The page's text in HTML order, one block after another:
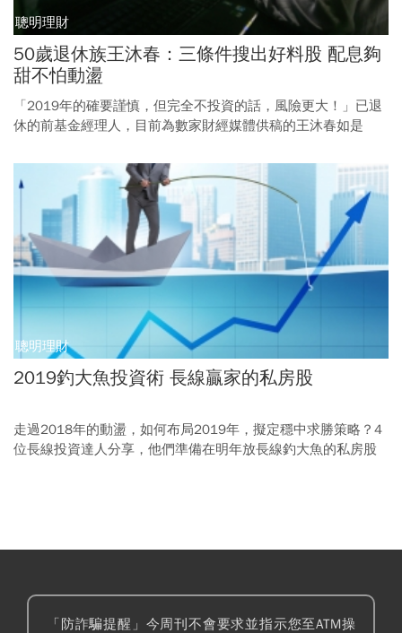
聰明理財
50歲退休族王沐春：三條件搜出好料股 配息夠
甜不怕動盪
「2019年的確要謹慎，但完全不投資的話，風險更大！」已退
休的前基金經理人，目前為數家財經媒體供稿的王沐春如是
聰明理財
2019釣大魚投資術 長線贏家的私房股
走過2018年的動盪，如何布局2019年，擬定穩中求勝策略？4
位長線投資達人分享，他們準備在明年放長線釣大魚的私房股
「防詐騙提醒」今周刊不會要求並指示您至ATM操